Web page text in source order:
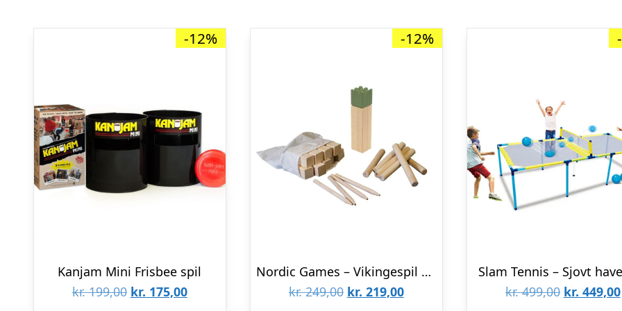
-12%
Kanjam Mini Frisbee spil
kr.199,00 Den
kr. 175,00Den
-12%
Nordic Games – Vikingespil DELUXE Kubb
kr.249,00 Den
kr. 219,00Den
Slam Tennis – Sjovt
kr.499,00 Den
kr. 449,00